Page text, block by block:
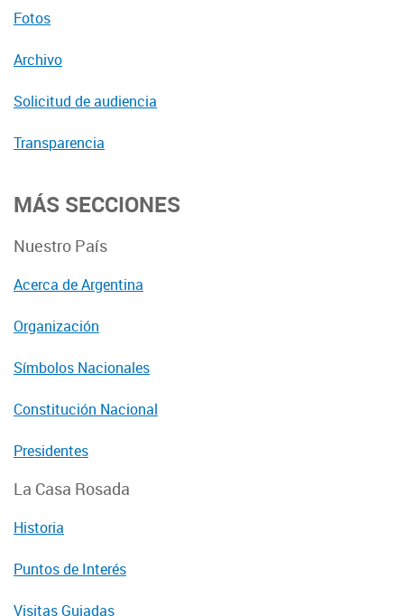
Fotos
Archivo
Solicitud de audiencia
Transparencia
MÁS SECCIONES
Nuestro País
Acerca de Argentina
Organización
Símbolos Nacionales
Constitución Nacional
Presidentes
La Casa Rosada
Historia
Puntos de Interés
Visitas Guiadas